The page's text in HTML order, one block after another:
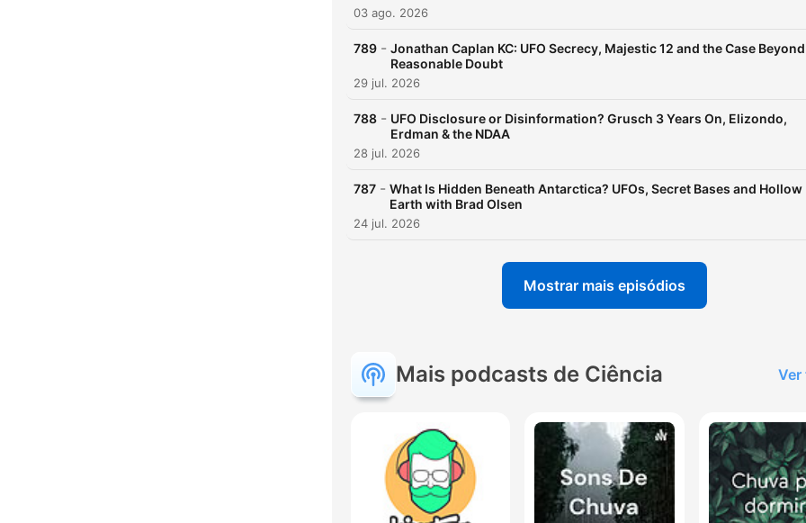
03 ago. 2026
789 - Jonathan Caplan KC: UFO Secrecy, Majestic 12 and the Case Beyond
Reasonable Doubt
29 jul. 2026
788 - UFO Disclosure or Disinformation? Grusch 3 Years On, Elizondo,
Erdman & the NDAA
28 jul. 2026
787 - What Is Hidden Beneath Antarctica? UFOs, Secret Bases and Hollow
Earth with Brad Olsen
24 jul. 2026
Mostrar mais episódios
Mais podcasts de Ciência Ver